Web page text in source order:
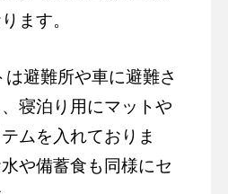
ます。
避難所や車に避難さ
寝泊り用にマットや
ムを入れておりま
や備蓄食も同様にセ